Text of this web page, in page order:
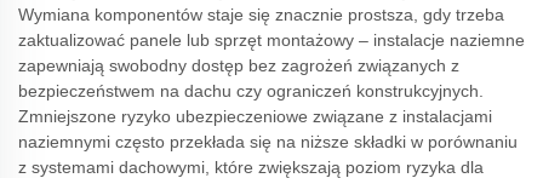
Wymiana komponentów staje się znacznie prostsza, gdy trzeba
zaktualizować panele lub sprzęt montażowy – instalacje naziemne
zapewniają swobodny dostęp bez zagrożeń związanych z
bezpieczeństwem na dachu czy ograniczeń konstrukcyjnych.
Zmniejszone ryzyko ubezpieczeniowe związane z instalacjami
naziemnymi często przekłada się na niższe składki w porównaniu
z systemami dachowymi, które zwiększają poziom ryzyka dla